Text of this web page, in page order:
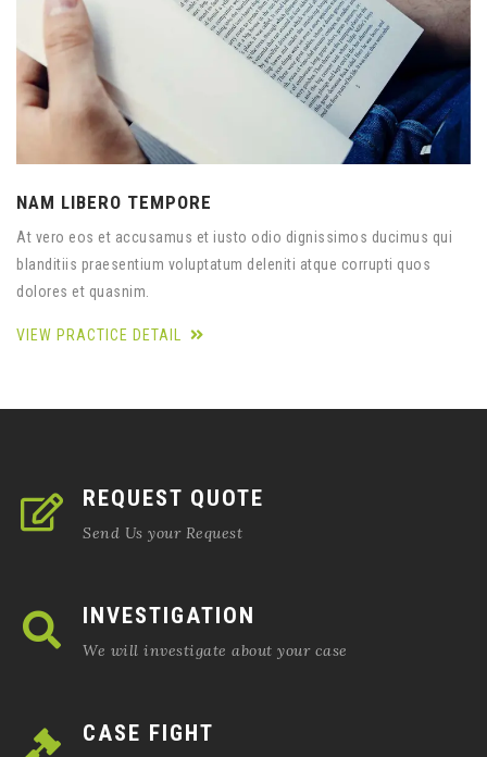
NAM LIBERO TEMPORE
At vero eos et accusamus et iusto odio dignissimos ducimus qui
blanditiis praesentium voluptatum deleniti atque corrupti quos
dolores et quasnim.
VIEW PRACTICE DETAIL
REQUEST QUOTE
Send Us your Request
INVESTIGATION
We will investigate about your case
CASE FIGHT